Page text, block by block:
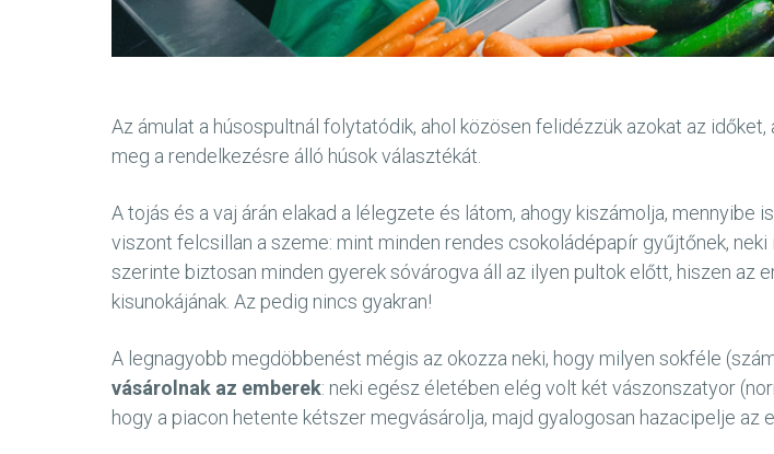
Az ámulat a húsospultnál folytatódik, ahol közösen felidézzük azokat az
meg a rendelkezésre álló húsok választékát.
A tojás és a vaj árán elakad a lélegzete és látom, ahogy kiszámolja, mennyibe
viszont felcsillan a szeme: mint minden rendes csokoládépapír gyűjtőnek, neki
szerinte biztosan minden gyerek sóvárogva áll az ilyen pultok előtt, hiszen az
kisunokájának. Az pedig nincs gyakran!
A legnagyobb megdöbbenést mégis az okozza neki, hogy milyen sokféle
vásárolnak az emberek: neki egész életében elég volt két vászonszatyor
hogy a piacon hetente kétszer megvásárolja, majd gyalogosan hazacipelje az